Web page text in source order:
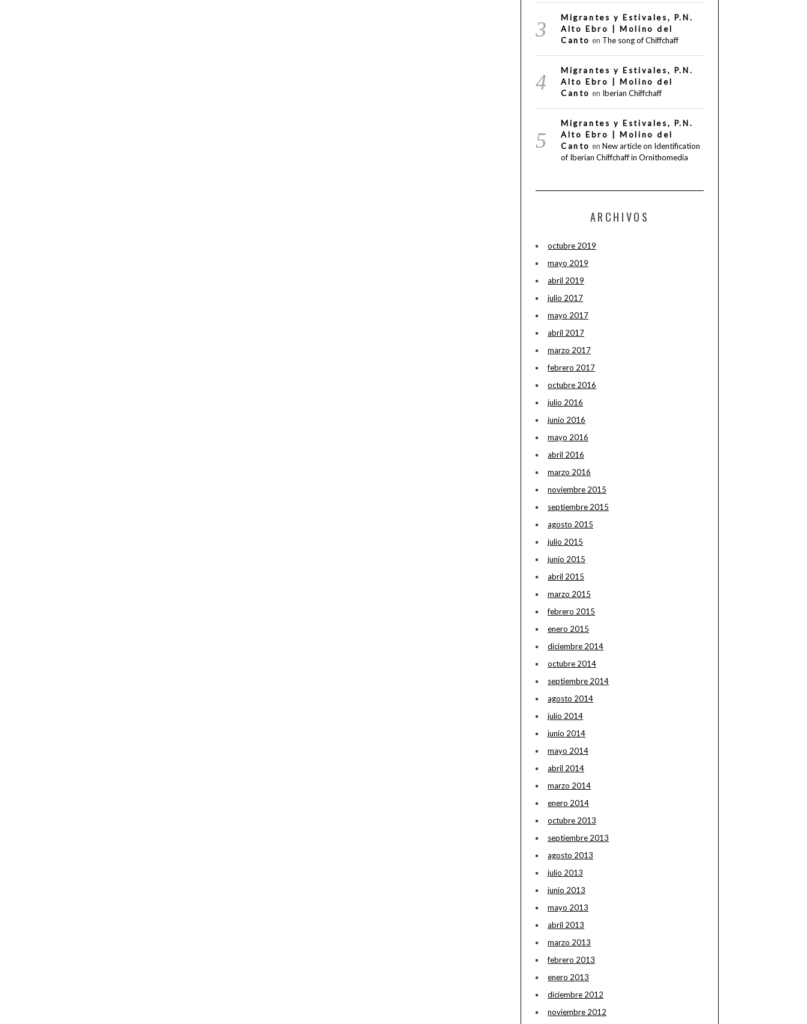
Migrantes y Estivales, P.N.
Alto Ebro | Molino del
Canto en The song of Chiffchaff
Migrantes y Estivales, P.N.
Alto Ebro | Molino del
Canto en Iberian Chiffchaff
Migrantes y Estivales, P.N.
Alto Ebro | Molino del
Canto en New article on Identification
of Iberian Chiffchaff in Ornithomedia
ARCHIVOS
octubre 2019
mayo 2019
abril 2019
julio 2017
mayo 2017
abril 2017
marzo 2017
febrero 2017
octubre 2016
julio 2016
junio 2016
mayo 2016
abril 2016
marzo 2016
noviembre 2015
septiembre 2015
agosto 2015
julio 2015
junio 2015
abril 2015
marzo 2015
febrero 2015
enero 2015
diciembre 2014
octubre 2014
septiembre 2014
agosto 2014
julio 2014
junio 2014
mayo 2014
abril 2014
marzo 2014
enero 2014
octubre 2013
septiembre 2013
agosto 2013
julio 2013
junio 2013
mayo 2013
abril 2013
marzo 2013
febrero 2013
enero 2013
diciembre 2012
noviembre 2012